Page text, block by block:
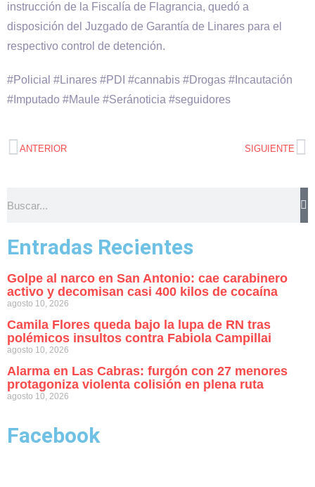
instrucción de la Fiscalía de Flagrancia, quedó a
disposición del Juzgado de Garantía de Linares para el
respectivo control de detención.
#Policial #Linares #PDI #cannabis #Drogas #Incautación
#Imputado #Maule #Seránoticia #seguidores
ANTERIOR SIGUIENTE
Entradas Recientes
Golpe al narco en San Antonio: cae carabinero
activo y decomisan casi 400 kilos de cocaína
agosto 10, 2026
Camila Flores queda bajo la lupa de RN tras
polémicos insultos contra Fabiola Campillai
agosto 10, 2026
Alarma en Las Cabras: furgón con 27 menores
protagoniza violenta colisión en plena ruta
agosto 10, 2026
Facebook